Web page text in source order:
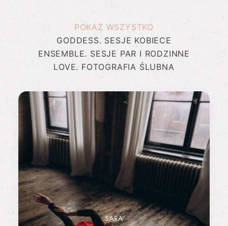
POKAŻ WSZYSTKO
GODDESS. SESJE KOBIECE
ENSEMBLE. SESJE PAR I RODZINNE
LOVE. FOTOGRAFIA ŚLUBNA
SARA